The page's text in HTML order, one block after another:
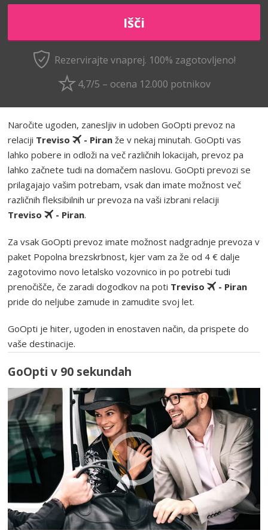
Rezervirajte vnaprej. 100% zagotovljeno!
4,7/5 – ocena 12.000 potnikov
Naročite ugoden, zanesljiv in udoben GoOpti prevoz na
relaciji Treviso - Piran že v nekaj minutah. GoOpti vas
lahko pobere in odloži na več različnih lokacijah, prevoz pa
lahko začnete tudi na domačem naslovu. GoOpti prevozi se
prilagajajo vašim potrebam, vsak dan imate možnost več
različnih fleksibilnih ur prevoza na vaši izbrani relaciji
Treviso
- Piran.
Za vsak GoOpti prevoz imate možnost nadgradnje prevoza v
paket Popolna brezskrbnost, kjer vam za že od 4 € dalje
zagotovimo novo letalsko vozovnico in po potrebi tudi
prenočišče, če zaradi dogodkov na poti Treviso
- Piran
pride do neljube zamude in zamudite svoj let.
GoOpti je hiter, ugoden in enostaven način, da prispete do
vaše destinacije.
GoOpti v 90 sekundah